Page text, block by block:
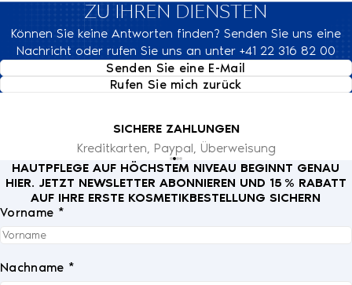
(nachfolgend der „Veranstalter“) in Zusammenarbeit mit
@melanielaurah.
2. Teilnahmeberechtigung
Die Teilnahme ist kostenlos und nicht an einen Kauf gebunden.
Teilnahmeberechtigt sind alle Personen ab18 Jahren
unabhängig vom Wohnsitzland.
3. Gewinnspielzeitraum
Das Gewinnspiel läuft bis einschließlich 31. Januar, um 23:59
Uhr.
Später eingehende Teilnahmen werden nicht berücksichtigt.
4. Teilnahme
Um am Gewinnspiel teilzunehmen, müssen folgende Schritte
auf Instagram erfüllt werden:
folgen
ZU IHREN DIENSTEN
Können Sie keine Antworten finden? Senden Sie uns eine
Nachricht oder rufen Sie uns an unter +41 22 316 82 00
Senden Sie eine E-Mail
Rufen Sie mich zurück
SICHERE ZAHLUNGEN
Kreditkarten, Paypal, Überweisung
HAUTPFLEGE AUF HÖCHSTEM NIVEAU BEGINNT GENAU
HIER. JETZT NEWSLETTER ABONNIEREN UND 15 % RABATT
AUF IHRE ERSTE KOSMETIKBESTELLUNG SICHERN
Vorname *
Nachname *